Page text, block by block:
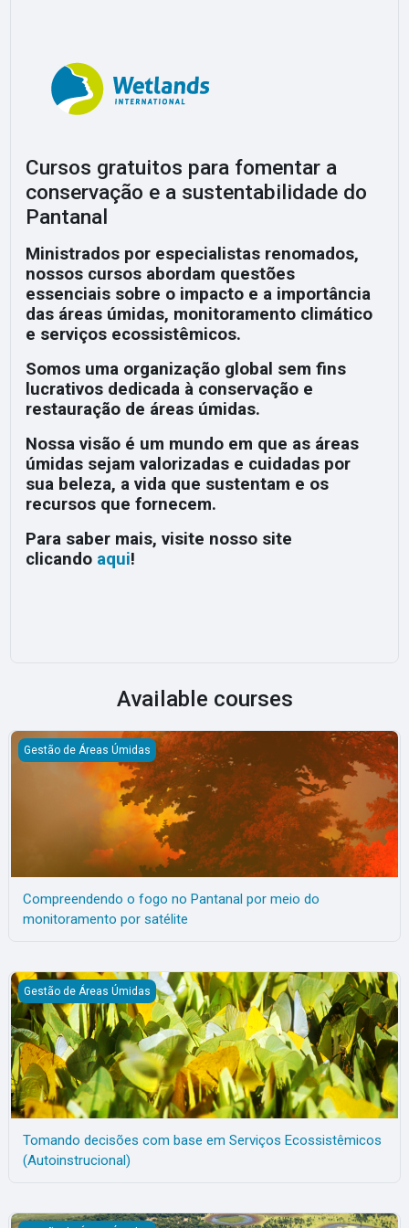
Cursos gratuitos para fomentar a
conservação e a sustentabilidade do
Pantanal
Ministrados por especialistas renomados,
nossos cursos abordam questões
essenciais sobre o impacto e a importância
das áreas úmidas, monitoramento climático
e serviços ecossistêmicos.
Somos uma organização global sem fins
lucrativos dedicada à conservação e
restauração de áreas úmidas.
Nossa visão é um mundo em que as áreas
úmidas sejam valorizadas e cuidadas por
sua beleza, a vida que sustentam e os
recursos que fornecem.
Para saber mais, visite nosso site
clicando aqui!
Available courses
Compreendendo o fogo no Pantanal por meio do
Gestão de Áreas Úmidas
Compreendendo o fogo no Pantanal por meio do
monitoramento por satélite
Tomando decisões com base em Serviços Ecossistêmicos
Gestão de Áreas Úmidas
Tomando decisões com base em Serviços Ecossistêmicos
(Autoinstrucional)